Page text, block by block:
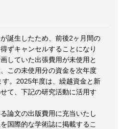
誕生したため、前後2ヶ月間の
ずキャンセルすることになり
していた出張費用が未使用と
この未使用分の資金を次年度
す。2025年度は、繰越資金と新
て、下記の研究活動に活用す
論文の出版費用に充当いたし
国際的な学術誌に掲載するこ